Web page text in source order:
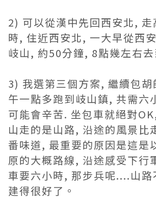
2) 可以從漢中先回西安北, 走
時, 住近西安北, 一大早從西
岐山, 約50分鐘, 8點幾左右去
3) 我選第三個方案, 繼續包胡
午一點多跑到岐山鎮, 共需六
可能會辛苦. 坐包車就絕對
山走的是山路, 沿途的風景比
番味道, 最重要的原因是這是
原的大概路線, 沿途感受下行
車要六小時, 那步兵呢....山路
建得很好了。